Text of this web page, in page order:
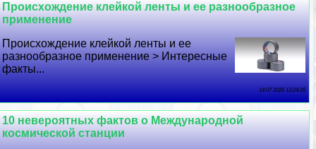
Происхождение клейкой ленты и ее разнообразное
применение
Происхождение клейкой ленты и ее
разнообразное применение > Интересные
факты...
14 07 2026 13:24:26
10 невероятных фактов о Международной
космической станции